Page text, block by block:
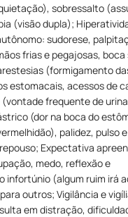
sobressalto
(visão dupla);
sudorese,
frias e pegajosas, boca
(formigamento
estomacais, acessos de
frequente de
(dor na boca do
palidez, pulso
Expectativa
medo, reflexão e
infortúnio (algum ruim irá
outros; Vigilância e
em distração,